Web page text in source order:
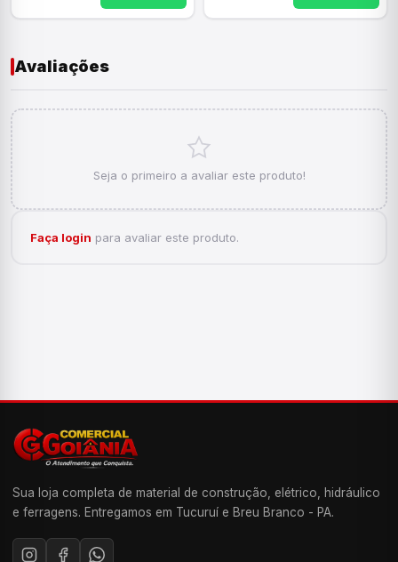
Avaliações
Seja o primeiro a avaliar este produto!
Faça login para avaliar este produto.
Sua loja completa de material de construção, elétrico, hidráulico
e ferragens. Entregamos em Tucuruí e Breu Branco - PA.